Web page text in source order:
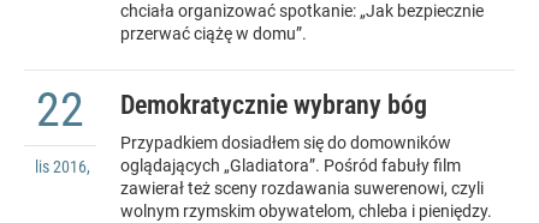
chciała organizować spotkanie: „Jak bezpiecznie
przerwać ciążę w domu”.
Demokratycznie wybrany bóg
22
lis 2016,
Przypadkiem dosiadłem się do domowników
oglądających „Gladiatora”. Pośród fabuły film
zawierał też sceny rozdawania suwerenowi, czyli
wolnym rzymskim obywatelom, chleba i pieniędzy.